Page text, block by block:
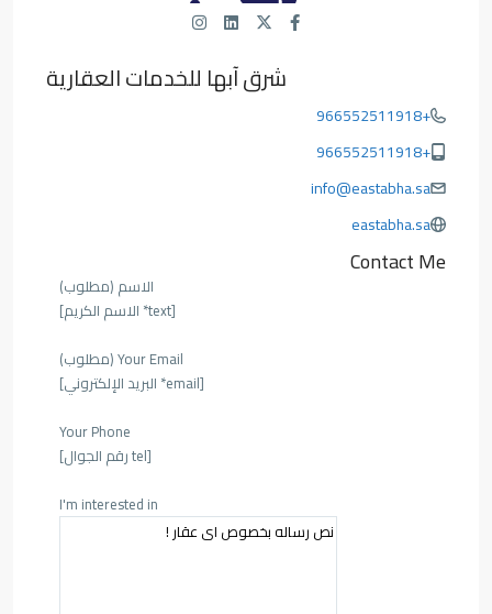
شرق آبها للخدمات العقارية
+966552511918
+966552511918
info@eastabha.sa
eastabha.sa
Contact Me
الاسم (مطلوب)
[text* الاسم الكريم]
Your Email (مطلوب)
[email* البريد الإلكتروني]
Your Phone
[tel رقم الجوال]
I'm interested in